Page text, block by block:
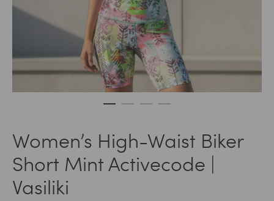
Women’s High-Waist Biker
Short Mint Activecode |
Vasiliki